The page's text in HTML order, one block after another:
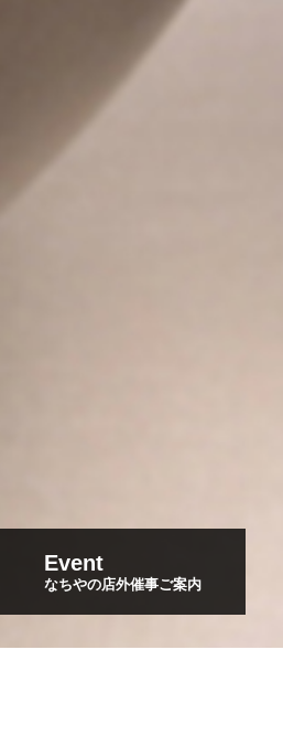
Event
なちやの店外催事ご案内